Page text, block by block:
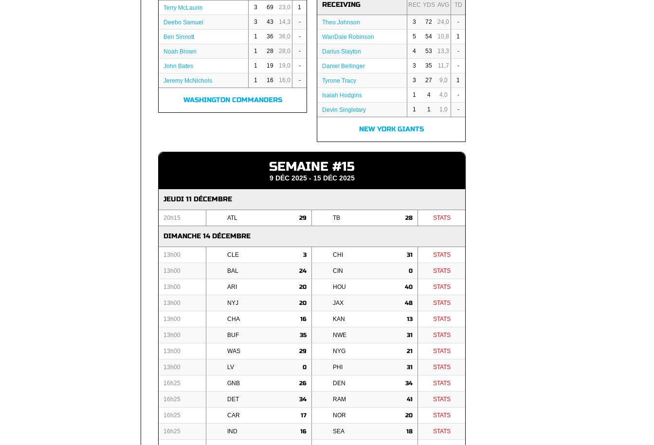
Terry McLaurin 3 69 23,0 1
Deebo Samuel 3 43 14,3 -
Ben Sinnott 1 36 36,0 -
Noah Brown 1 28 28,0 -
John Bates 1 19 19,0 -
Jeremy McNichols 1 16 16,0 -
WASHINGTON COMMANDERS
RECEIVING REC YDS AVG TD
Theo Johnson 3 72 24,0 -
WanDale Robinson 5 54 10,8 1
Darius Slayton 4 53 13,3 -
Daniel Bellinger 3 35 11,7 -
Tyrone Tracy 3 27 9,0 1
Isaiah Hodgins 1 4 4,0 -
Devin Singletary 1 1 1,0 -
NEW YORK GIANTS
SEMAINE #15
9 DÉC 2025 - 15 DÉC 2025
JEUDI 11 DÉCEMBRE
20h15 ATL 29 TB 28 STATS
DIMANCHE 14 DÉCEMBRE
13h00 CLE 3 CHI 31 STATS
13h00 BAL 24 CIN 0 STATS
13h00 ARI 20 HOU 40 STATS
13h00 NYJ 20 JAX 48 STATS
13h00 CHA 16 KAN 13 STATS
13h00 BUF 35 NWE 31 STATS
13h00 WAS 29 NYG 21 STATS
13h00 LV 0 PHI 31 STATS
16h25 GNB 26 DEN 34 STATS
16h25 DET 34 RAM 41 STATS
16h25 CAR 17 NOR 20 STATS
16h25 IND 16 SEA 18 STATS